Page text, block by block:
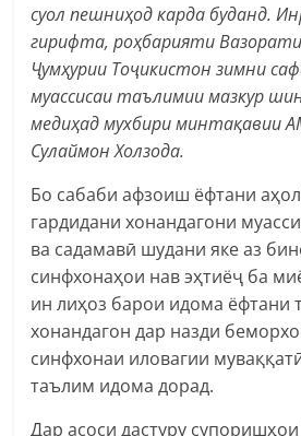
суол пешниҳод карда буданд.
гирифта, роҳбарияти
Ҷумҳурии Тоҷикистон зимни
муассисаи таълимии мазкур
медиҳад мухбири минтақавии
Сулаймон Холзода.
Бо сабаби афзоиш ёфтани
гардидани хонандагони
ва садамавӣ шудани яке аз
синфхонаҳои нав эҳтиёҷ ба
ин лиҳоз барои идома ёфтани
хонандагон дар назди
синфхонаи иловагии
таълим идома дорад.
Дар асоси дастуру